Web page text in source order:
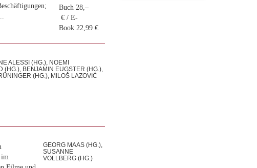
Buch 28,–
€ / E-
Book 22,99 €
ALESSI (HG.), NOEMI
(HG.), BENJAMIN EUGSTER (HG.),
(HG.), MILOŠ LAZOVIĆ
im
GEORG MAAS (HG.),
SUSANNE
VOLLBERG (HG.)